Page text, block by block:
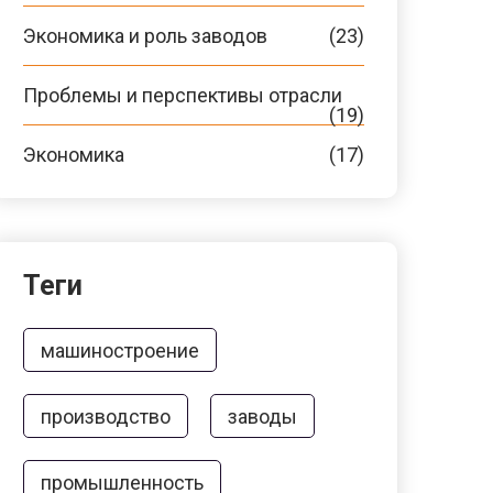
Экономика и роль заводов (23)
Проблемы и перспективы отрасли
(19)
Экономика
(17)
Теги
машиностроение
производство заводы
промышленность